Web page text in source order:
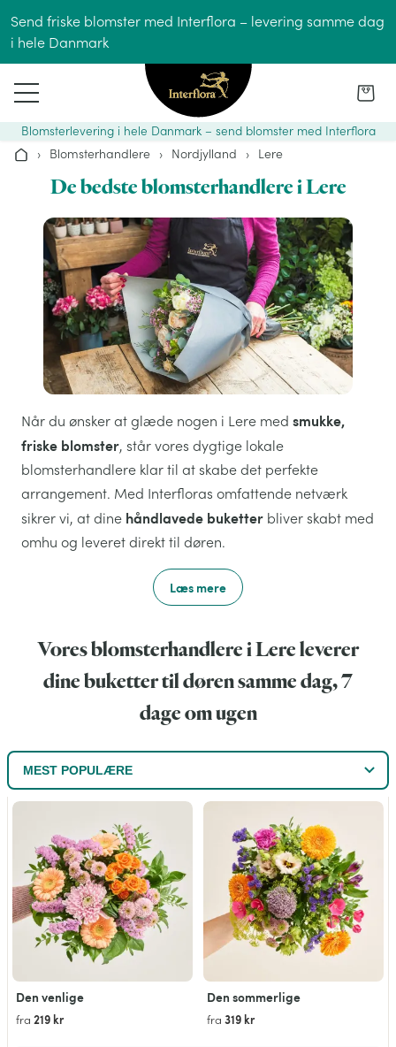
Send friske blomster med Interflora – levering samme dag
i hele Danmark
Blomsterlevering i hele Danmark – send blomster med Interflora
Hjem› Blomsterhandlere › Nordjylland › Lere
De bedste blomsterhandlere i Lere
Når du ønsker at glæde nogen i Lere med smukke,
friske blomster, står vores dygtige lokale
blomsterhandlere klar til at skabe det perfekte
arrangement. Med Interfloras omfattende netværk
sikrer vi, at dine håndlavede buketter bliver skabt med
omhu og leveret direkt til døren.
Læs mere
Vores blomsterhandlere i Lere leverer
dine buketter til døren samme dag, 7
dage om ugen
Den venlige
fra 219 kr
Den sommerlige
fra 319 kr